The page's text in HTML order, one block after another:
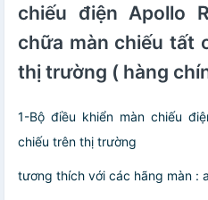
chiếu điện Apollo
chữa màn chiếu tất
thị trường ( hàng
1-Bộ điều khiển màn chiếu
chiếu trên thị trường
tương thích với các hãng màn :